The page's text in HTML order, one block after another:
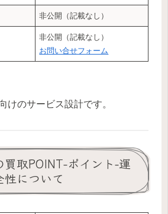
非公開（記載なし）
非公開（記載なし）
お問い合せフォーム
けのサービス設計です。
取POINT-ポイント-運
について